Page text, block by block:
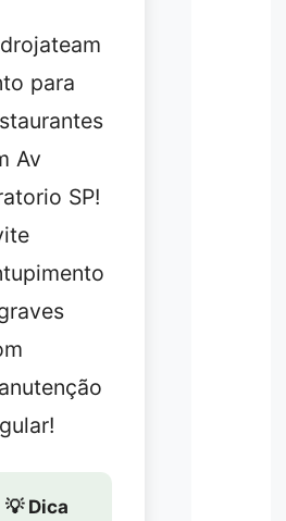
para
Av
SP!
💡 Dica